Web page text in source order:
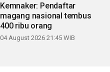
Kemnaker: Pendaftar
magang nasional tembus
400 ribu orang
04 August 2026 21:45 WIB